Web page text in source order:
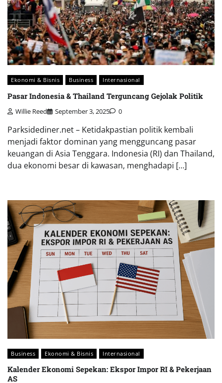
Ekonomi & Bisnis Business Internasional
Pasar Indonesia & Thailand Terguncang Gejolak Politik
Willie Reed September 3, 2025 0
Parksidediner.net – Ketidakpastian politik kembali
menjadi faktor dominan yang mengguncang pasar
keuangan di Asia Tenggara. Indonesia (RI) dan Thailand,
dua ekonomi besar di kawasan, menghadapi […]
Business Ekonomi & Bisnis Internasional
Kalender Ekonomi Sepekan: Ekspor Impor RI & Pekerjaan
AS